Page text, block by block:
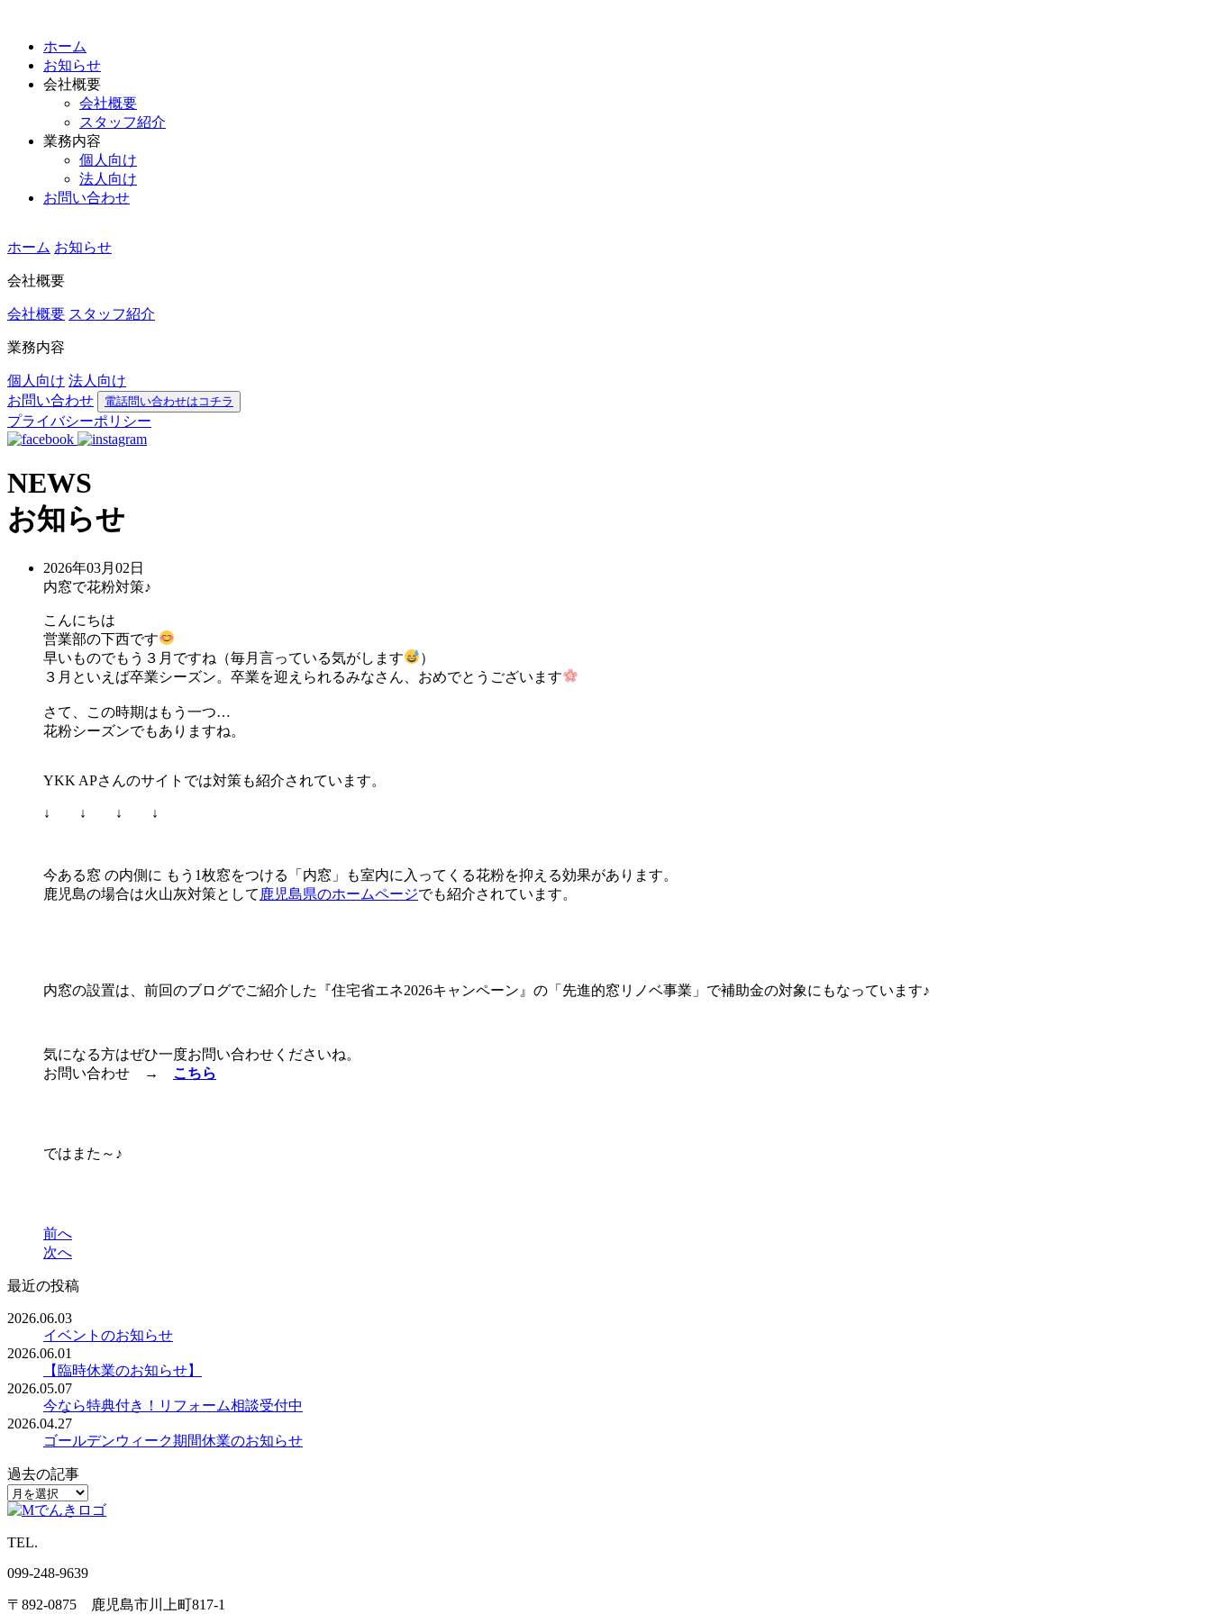
ホーム
お知らせ
会社概要
会社概要
スタッフ紹介
業務内容
個人向け
法人向け
お問い合わせ
ホーム お知らせ
会社概要
会社概要 スタッフ紹介
業務内容
個人向け 法人向け
お問い合わせ
電話問い合わせはコチラ
プライバシーポリシー
NEWS
お知らせ
2026年03月02日
内窓で花粉対策♪
こんにちは
営業部の下西です
早いものでもう３月ですね（毎月言っている気がします
）
３月といえば卒業シーズン。卒業を迎えられるみなさん、おめでとうございます
さて、この時期はもう一つ…
花粉シーズンでもありますね。
YKK APさんのサイトでは対策も紹介されています。
↓ ↓ ↓ ↓
今ある窓 の内側に もう1枚窓をつける「内窓」も室内に入ってくる花粉を抑える効果があります。
鹿児島の場合は火山灰対策として 鹿児島県のホームページでも紹介されています。
内窓の設置は、前回のブログでご紹介した『住宅省エネ2026キャンペーン』の「先進的窓リノベ事業」で補助金の対象にもなっています♪
気になる方はぜひ一度お問い合わせくださいね。
お問い合わせ → こちら
ではまた～♪
前へ
次へ
最近の投稿
2026.06.03
イベントのお知らせ
2026.06.01
【臨時休業のお知らせ】
2026.05.07
今なら特典付き！リフォーム相談受付中
2026.04.27
ゴールデンウィーク期間休業のお知らせ
過去の記事
TEL.
099-248-9639
〒892-0875 鹿児島市川上町817-1